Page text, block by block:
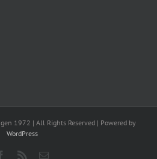
1972 | All Rights Reserved | Powered by
WordPress
Facebook
Rss E-